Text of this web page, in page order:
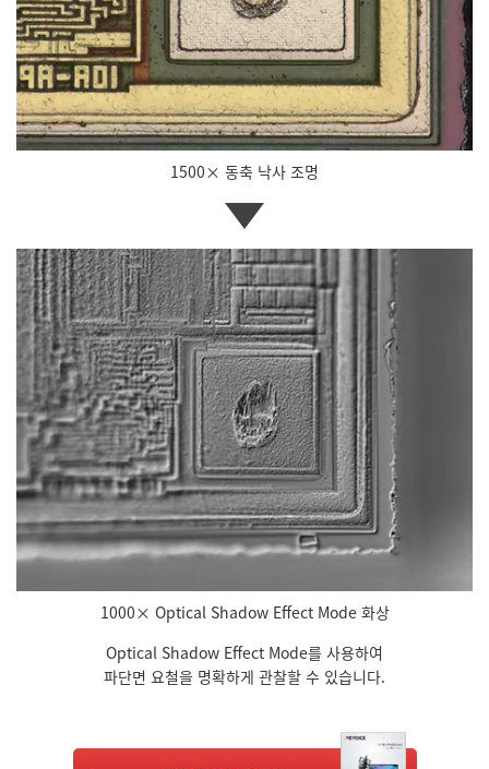
1500× 동축 낙사 조명
1000× Optical Shadow Effect Mode 화상
Optical Shadow Effect Mode를 사용하여
파단면 요철을 명확하게 관찰할 수 있습니다.